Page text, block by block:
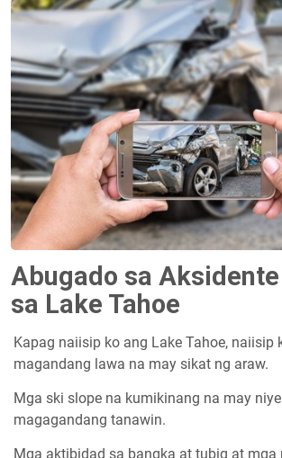
Abugado sa
sa Lake Tahoe
Kapag naiisip ko ang Lake Tahoe, naiisip
magandang lawa na may sikat ng araw.
Mga ski slope na kumikinang na may
magagandang tanawin.
Mga aktibidad sa bangka at tubig at mga